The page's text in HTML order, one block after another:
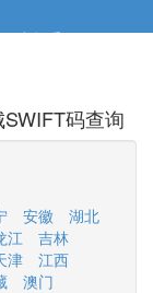
小帮手5cm.cn
码查询
安徽
湖北
江
吉林
津
江西
澳门